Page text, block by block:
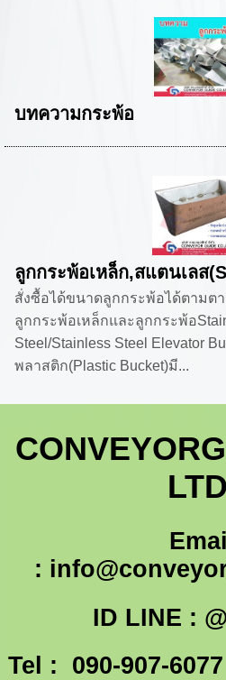
บทความกระพ้อ
ลูกกระพ้อเหล็ก,สแตนเลส
สั่งซื้อได้ขนาดลูกกระพ้อได้ตามต
ลูกกระพ้อเหล็กและลูกกระพ้อ
Steel/Stainless Steel Elevator
พลาสติก(Plastic Bucket)มี...
Email
:
ID LINE :
Tel : 090-907-